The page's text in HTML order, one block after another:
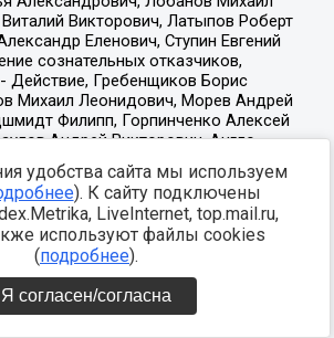
удобства сайта мы используем
). К сайту подключены
LiveInternet, top.mail.ru,
используют файлы cookies
(подробнее).
Я согласен/согласна